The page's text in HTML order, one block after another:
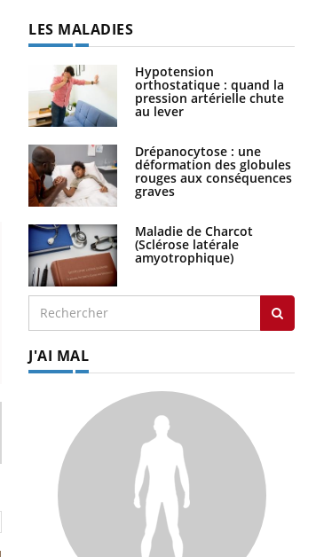
LES MALADIES
Hypotension
orthostatique : quand la
pression artérielle chute
au lever
Drépanocytose : une
déformation des globules
rouges aux conséquences
graves
Maladie de Charcot
(Sclérose latérale
amyotrophique)
J'AI MAL